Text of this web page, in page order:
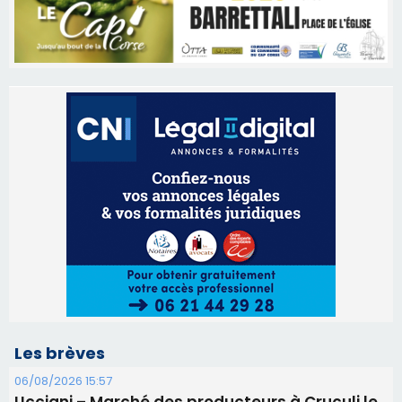
Les brèves
Ucciani – Marché des producteurs à Cruculi le
Corte – L’association A Nuciola organise une
projection sous les étoiles
Alata - Soirée Tango Argentin au stade de San
Benedetto